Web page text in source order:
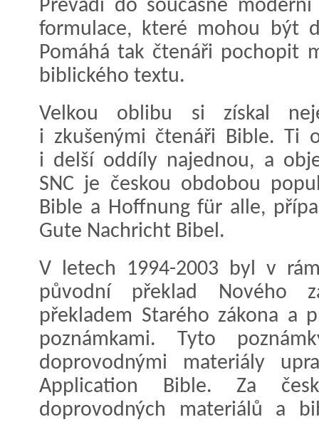
Převádí do současné
formulace, které mohou být
Pomáhá tak čtenáři pochopit
biblického textu.
Velkou oblibu si získal
i zkušenými čtenáři Bible. Ti
i delší oddíly najednou, a
SNC je českou obdobou
Bible a Hoffnung für alle,
Gute Nachricht Bibel.
V letech 1994-2003 byl v
původní překlad Nového
překladem Starého zákona a
poznámkami. Tyto
doprovodnými materiály
Application Bible. Za
doprovodných materiálů a